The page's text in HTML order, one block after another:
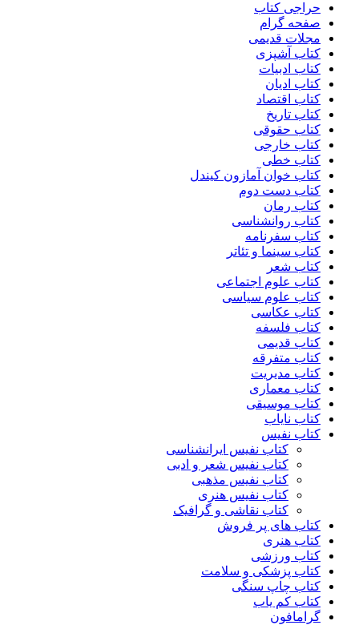
حراجی کتاب
صفحه گرام
مجلات قدیمی
کتاب آشپزی
کتاب ادبیات
کتاب ادیان
کتاب اقتصاد
کتاب تاریخ
کتاب حقوقی
کتاب خارجی
کتاب خطی
کتاب خوان آمازون کیندل
کتاب دست دوم
کتاب رمان
کتاب روانشناسی
کتاب سفرنامه
کتاب سینما و تئاتر
کتاب شعر
کتاب علوم اجتماعی
کتاب علوم سیاسی
کتاب عکاسی
کتاب فلسفه
کتاب قدیمی
کتاب متفرقه
کتاب مدیریت
کتاب معماری
کتاب موسیقی
کتاب نایاب
کتاب نفیس
کتاب نفیس ایرانشناسی
کتاب نفیس شعر و ادبی
کتاب نفیس مذهبی
کتاب نفیس هنری
کتاب نقاشی و گرافیک
کتاب های پر فروش
کتاب هنری
کتاب ورزشی
کتاب پزشکی و سلامت
کتاب چاپ سنگی
کتاب کم یاب
گرامافون